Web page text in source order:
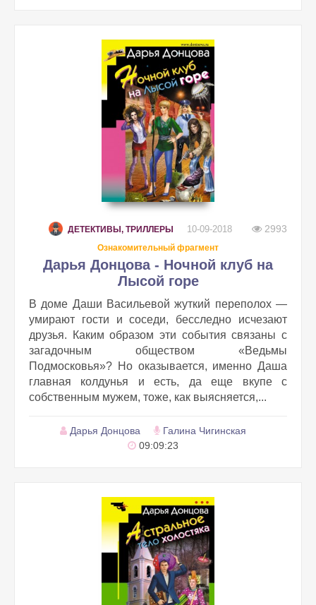
ДЕТЕКТИВЫ, ТРИЛЛЕРЫ 10-09-2018 2993
Ознакомительный фрагмент
Дарья Донцова - Ночной клуб на
Лысой горе
В доме Даши Васильевой жуткий переполох —
умирают гости и соседи, бесследно исчезают
друзья. Каким образом эти события связаны с
загадочным обществом «Ведьмы
Подмосковья»? Но оказывается, именно Даша
главная колдунья и есть, да еще вкупе с
собственным мужем, тоже, как выясняется,...
Дарья Донцова
Галина Чигинская
09:09:23